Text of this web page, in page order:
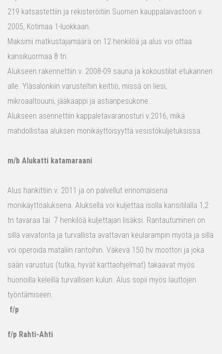
219 katsastettiin ja rekisteröitiin Suomen kauppalaivastoon v.
2005, Kotimaa 1-luokkaan.
Maksimi matkustajamäärä on 12 henkilöä ja alus voi ottaa
kansikuormaa 8 tn.
Alukseen rakennettiin v. 2008-09 sauna ja kokoustilat etukannen
alle. Yläsalonkiin varusteltiin keittiö, missä on liesi,
mikroaaltouuni, jääkaappi ja astianpesukone.
Alukseen asennettiin kappaletavaranosturi v.2016, mikä
mahdollistaa aluksen monikäyttöisyyttä vesistökuljetuksissa.
m/b Alukatti katamaraani
Alus hankittiin v. 2011 ja on palvellut erinomaisena
monikäyttöaluksena. Aluksella voi kuljettaa isolla kansitilalla 1,2
tn tavaraa tai 7 henkilöä kuljettajan lisäksi. Rantautuminen on
sillä vaivatonta ja turvallista avattavan keularampin myötä ja sillä
voi operoida mataliin rantoihin. Väkevä 150 hv moottori ja joka
sään varustus (tutka, hyvät karttaohjelmat) takaavat myös
huonoilla keleillä turvallisen kulun. Alus sopii myös lauttojen
työntämiseen.
f/p
f/p Rahti-Ahti